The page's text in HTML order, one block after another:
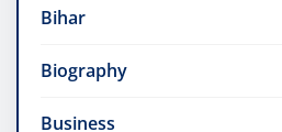
Bihar
Biography
Business